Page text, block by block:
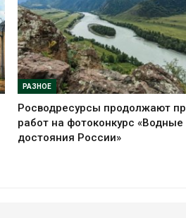
РАЗНОЕ
Росводресурсы продолжают
работ на фотоконкурс «Водные
достояния России»